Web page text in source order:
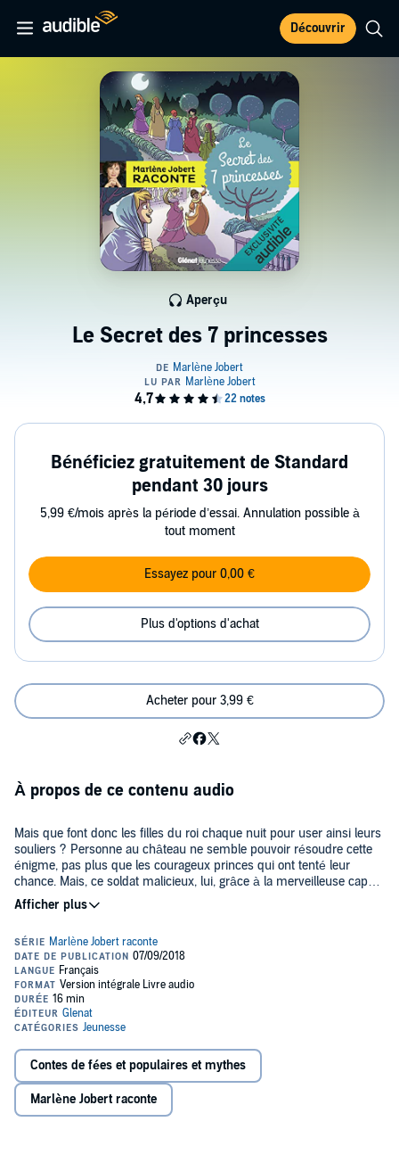
Découvrir
Le Secret des 7 princesses
Aperçu
Bénéficiez gratuitement de Standard
pendant 30 jours
5,99 €/mois après la période d’essai. Annulation possible à
tout moment
Essayez pour 0,00 €
Plus d'options d'achat
Acheter pour 3,99 €
À propos de ce contenu audio
Mais que font donc les filles du roi chaque nuit pour user ainsi leurs
souliers ? Personne au château ne semble pouvoir résoudre cette
énigme, pas plus que les courageux princes qui ont tenté leur
chance. Mais, ce soldat malicieux, lui, grâce à la merveilleuse cape
d'invisibilité que lui a offerte une mystérieuse vieille femme, va
découvrir... va découvrir... chut ! C'est un secret...
exclusivité par Audible et est uniquement disponible en
téléchargement.
©2018 Glénat (P)2018 Glénat
Contes de fées et populaires et mythes
Marlène Jobert raconte